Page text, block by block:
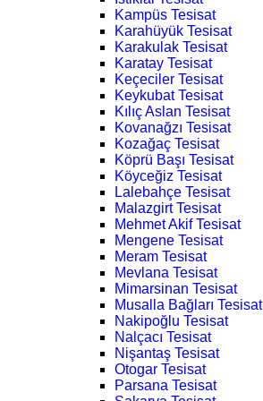
Kampüs Tesisat
Karahüyük Tesisat
Karakulak Tesisat
Karatay Tesisat
Keçeciler Tesisat
Keykubat Tesisat
Kılıç Aslan Tesisat
Kovanağzı Tesisat
Kozağaç Tesisat
Köprü Başı Tesisat
Köyceğiz Tesisat
Lalebahçe Tesisat
Malazgirt Tesisat
Mehmet Akif Tesisat
Mengene Tesisat
Meram Tesisat
Mevlana Tesisat
Mimarsinan Tesisat
Musalla Bağları Tesisat
Nakipoğlu Tesisat
Nalçacı Tesisat
Nişantaş Tesisat
Otogar Tesisat
Parsana Tesisat